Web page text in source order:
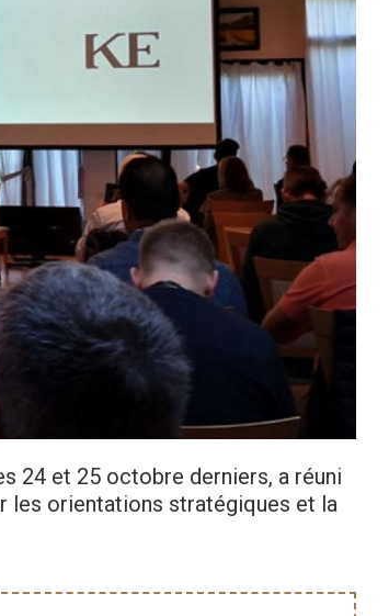
24 et 25 octobre derniers, a réuni
les orientations stratégiques et la